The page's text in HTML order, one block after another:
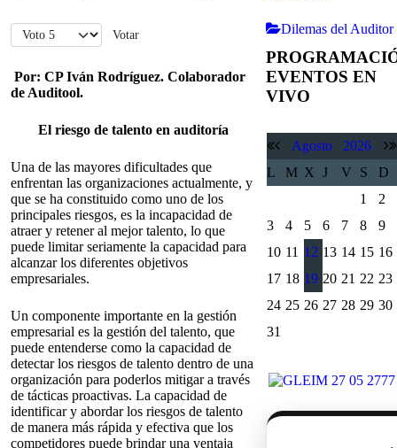
Por favor, vote
Por: CP Iván Rodríguez. Colaborador
de Auditool.
El riesgo de talento en auditoría
Una de las mayores dificultades que
enfrentan las organizaciones actualmente, y
que se ha constituido como uno de los
principales riesgos, es la incapacidad de
atraer y retener al mejor talento, lo que
puede limitar seriamente la capacidad para
alcanzar los diferentes objetivos
empresariales.
Un componente importante en la gestión
empresarial es la gestión del talento, que
puede entenderse como la capacidad de
detectar los riesgos de talento dentro de una
organización para poderlos mitigar a través
de tácticas proactivas. La capacidad de
identificar y abordar los riesgos de talento
de manera más rápida y efectiva que los
competidores puede brindar una ventaja
Dilemas del Auditor
EVENTOS EN
VIVO
Agosto 2026
L
M X J V S
D
1
2
3
4 5 6 7 8
9
10 11 12 13 14 15 16
17 18 19 20 21 22 23
24 25 26 27 28 29 30
31